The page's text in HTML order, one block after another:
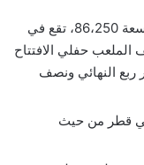
أكبر ملعب في قطر هو ملعب لوسيل بسعة 86،250، تقع في
حفلي الافتتاح
وكذلك دور ربع النهائي ونصف
أكبر ملاعب كأس العالم 2022 في قطر من حيث